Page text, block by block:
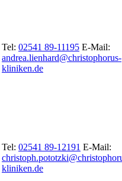
Tel: 02541 89-11195 E-Mail:
andrea.lienhard@christophorus-
kliniken.de
Tel: 02541 89-12191 E-Mail:
kliniken.de